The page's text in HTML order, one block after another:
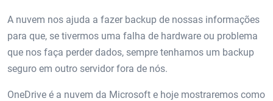
A nuvem nos ajuda a fazer backup de nossas informações
para que, se tivermos uma falha de hardware ou problema
que nos faça perder dados, sempre tenhamos um backup
seguro em outro servidor fora de nós.
OneDrive é a nuvem da Microsoft e hoje mostraremos como